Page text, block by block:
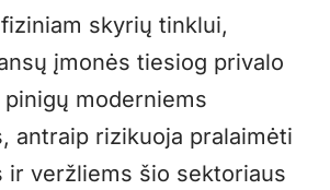
skyrių tinklui,
įmonės tiesiog privalo
moderniems
antraip rizikuoja pralaimėti
ir veržliems šio sektoriaus